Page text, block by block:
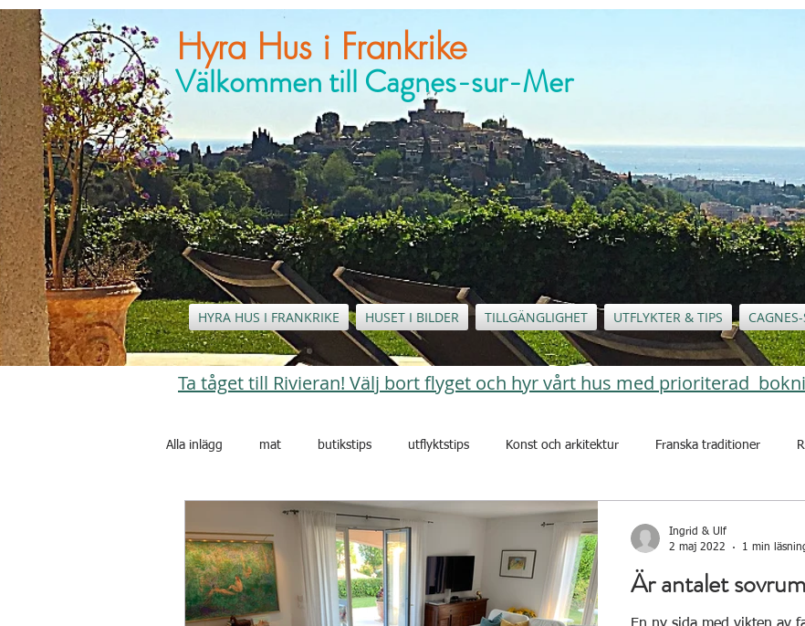
Hyra Hus i Frankrike
HYRA HUS I FRANKRIKE HUSET I BILDER TILLGÄNGLIGHET UTFLYKTER & TIPS
Välkommen till Cagnes-sur-Mer
Ta tåget till Rivieran! Välj bort flyget och hyr vårt hus med prioriterad
Alla inlägg mat butikstips utflyktstips Konst och arkitektur Franska traditioner
Hus och boendeinformation
Är antalet
Ingrid & Ulf
2 maj 2022
1 min